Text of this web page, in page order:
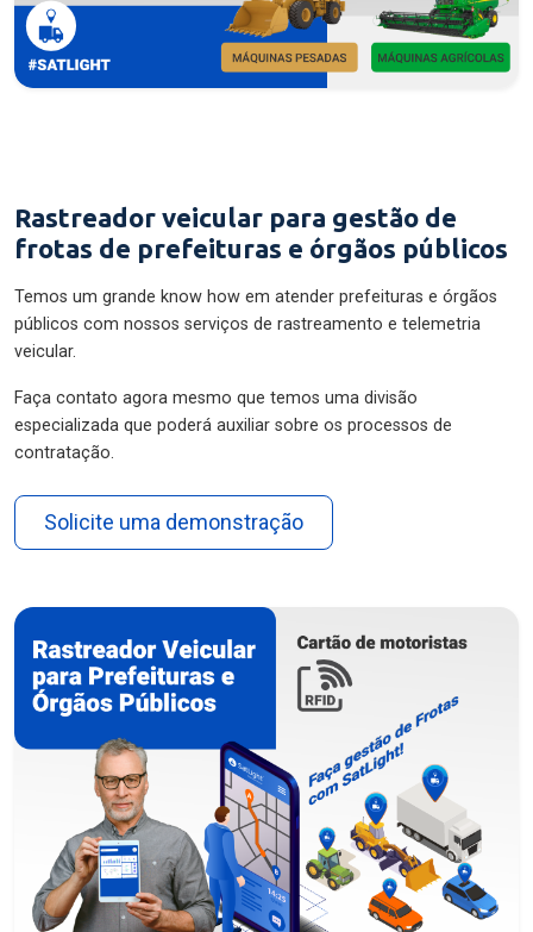
Rastreador veicular para gestão de
frotas de prefeituras e órgãos públicos
Temos um grande know how em atender prefeituras e órgãos
públicos com nossos serviços de rastreamento e telemetria
veicular.
Faça contato agora mesmo que temos uma divisão
especializada que poderá auxiliar sobre os processos de
contratação.
Solicite uma demonstração